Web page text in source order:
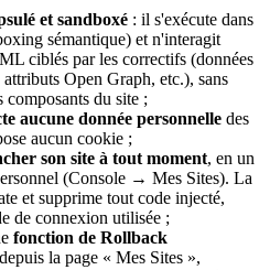
et sandboxé : il s'exécute dans
sémantique) et n'interagit
ciblés par les correctifs (données
Open Graph, etc.), sans
du site ;
aucune donnée personnelle des
aucun cookie ;
son site à tout moment, en un
(Console → Mes Sites). La
et supprime tout code injecté,
de connexion utilisée ;
fonction de Rollback
la page « Mes Sites »,